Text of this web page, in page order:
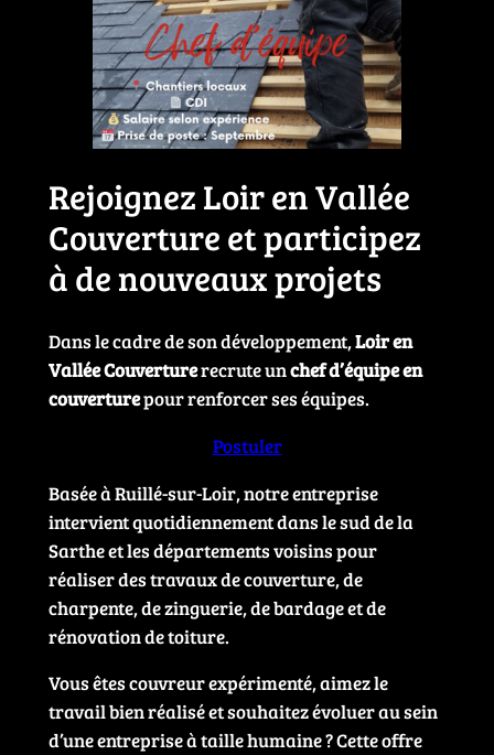
Rejoignez Loir en Vallée
Couverture et participez
à de nouveaux projets
Dans le cadre de son développement,Loir en
Vallée Couverturerecrute unchef d’équipe en
couverturepour renforcer ses équipes.
Postuler
Basée à Ruillé-sur-Loir, notre entreprise
intervient quotidiennement dans le sud de la
Sarthe et les départements voisins pour
réaliser des travaux de couverture, de
charpente, de zinguerie, de bardage et de
rénovation de toiture.
Vous êtes couvreur expérimenté, aimez le
travail bien réalisé et souhaitez évoluer au sein
d’une entreprise à taille humaine ? Cette offre